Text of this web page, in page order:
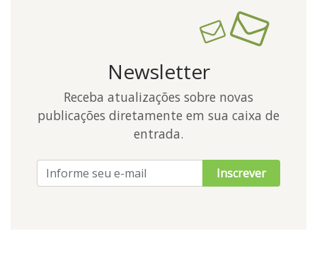
Newsletter
Receba atualizações sobre novas
publicações diretamente em sua caixa de
entrada.
Inscrever